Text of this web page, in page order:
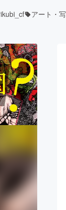
・ガジェット
業
地域活性化
Good
と納税
アート・